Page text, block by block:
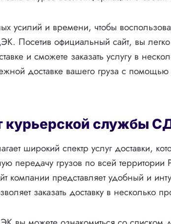
усилий и времени, чтобы
Посетив официальный сайт, вы
и сможете заказать услугу в
доставке вашего груза с
курьерской службы
широкий спектр услуг доставки,
передачу грузов по всей территории
представляет удобный и
заказать доставку в несколько